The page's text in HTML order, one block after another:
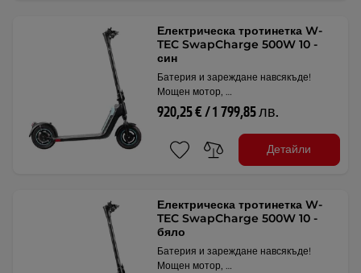
Електрическа тротинетка W-
TEC SwapCharge 500W 10 -
син
Батерия и зареждане навсякъде!
Мощен мотор, …
920,25 € / 1 799,85 лв.
Детайли
Електрическа тротинетка W-
TEC SwapCharge 500W 10 -
бяло
Батерия и зареждане навсякъде!
Мощен мотор, …